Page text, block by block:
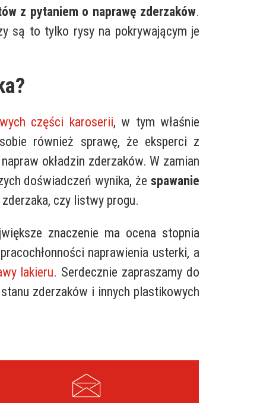
z pytaniem o naprawę zderzaków.
są to tylko rysy na pokrywającym je
części karoserii, w tym właśnie
również sprawę, że eksperci z
okładzin zderzaków. W zamian
doświadczeń wynika, że spawanie
czy listwy progu.
znaczenie ma ocena stopnia
naprawienia usterki, a
lakieru. Serdecznie zapraszamy do
zderzaków i innych plastikowych